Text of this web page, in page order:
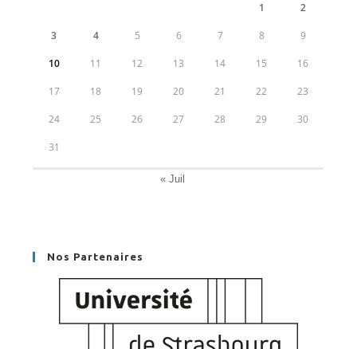
1 2
3 4 5 6 7 8 9
10 11 12 13 14 15 16
17 18 19 20 21 22 23
24 25 26 27 28 29 30
31
« Juil
Nos Partenaires